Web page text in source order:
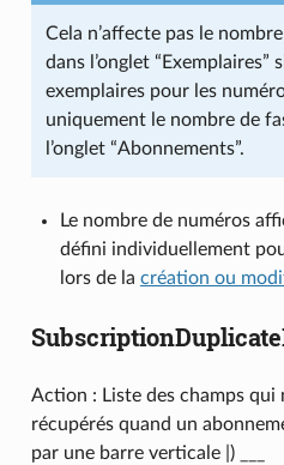
Cela n’affecte pas le
dans l’onglet “Exemplaires”
exemplaires pour les
uniquement le nombre de
l’onglet “Abonnements”.
Le nombre de numéros
défini individuellement
lors de la création ou
Action : Liste des champs qui
récupérés quand un
par une barre verticale |) ___